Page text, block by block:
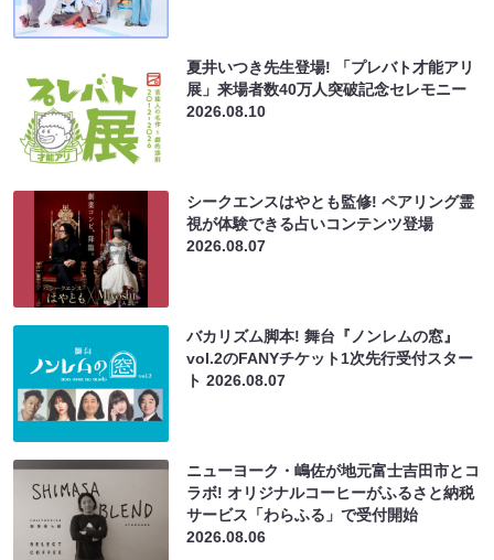
夏井いつき先生登場! 「プレバト才能アリ
展」来場者数40万人突破記念セレモニー
2026.08.10
シークエンスはやとも監修! ペアリング霊
視が体験できる占いコンテンツ登場
2026.08.07
バカリズム脚本! 舞台『ノンレムの窓』
vol.2のFANYチケット1次先行受付スター
ト2026.08.07
ニューヨーク・嶋佐が地元富士吉田市とコ
ラボ! オリジナルコーヒーがふるさと納税
サービス「わらふる」で受付開始
2026.08.06